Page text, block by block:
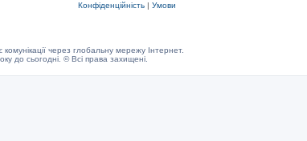
Конфіденційність | Умови
через глобальну мережу Інтернет.
до сьогодні. © Всі права захищені.